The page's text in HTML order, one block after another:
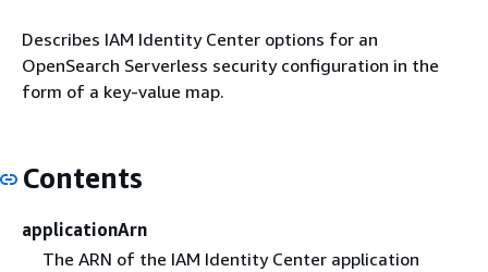
Describes IAM Identity Center options for an
OpenSearch Serverless security configuration in the
form of a key-value map.
Contents
applicationArn
The ARN of the IAM Identity Center application